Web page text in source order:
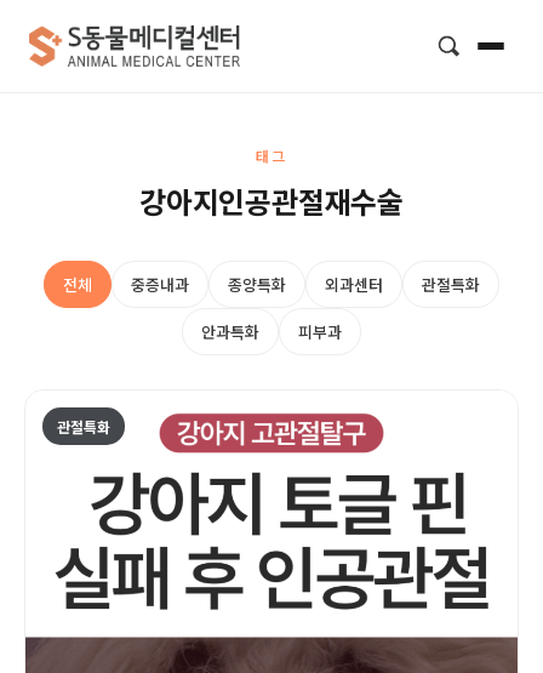
태그
강아지인공관절재수술
전체 중증내과 종양특화 외과센터 관절특화
안과특화 피부과
관절특화